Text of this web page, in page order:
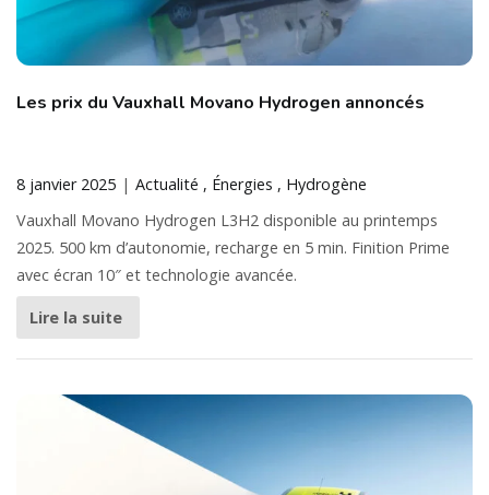
Les prix du Vauxhall Movano Hydrogen annoncés
8 janvier 2025 Actualité Énergies
Hydrogène
Vauxhall Movano Hydrogen L3H2 disponible au printemps
2025. 500 km d’autonomie, recharge en 5 min. Finition Prime
avec écran 10″ et technologie avancée.
Lire la suite